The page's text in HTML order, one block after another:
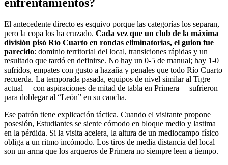
El antecedente directo es esquivo porque las categorías los separan,
pero la copa los ha cruzado. Cada vez que un club de la máxima
división pisó Río Cuarto en rondas eliminatorias, el guion fue
parecido: dominio territorial del local, transiciones rápidas y un
resultado que tardó en definirse. No hay un 0‑5 de manual; hay 1‑0
sufridos, empates con gusto a hazaña y penales que todo Río Cuarto
recuerda. La temporada pasada, equipos de nivel similar al Tigre
actual —con aspiraciones de mitad de tabla en Primera— sufrieron
para doblegar al “León” en su cancha.
Ese patrón tiene explicación táctica. Cuando el visitante propone
posesión, Estudiantes se siente cómodo en bloque medio y lastima
en la pérdida. Si la visita acelera, la altura de un mediocampo físico
obliga a un ritmo incómodo. Los tiros de media distancia del local
son un arma que los arqueros de Primera no siempre leen a tiempo.